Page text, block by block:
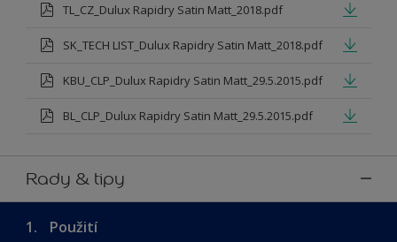
TL_CZ_Dulux Rapidry Satin Matt_2018.pdf
SK_TECH LIST_Dulux Rapidry Satin Matt_2018.pdf
KBU_CLP_Dulux Rapidry Satin Matt_29.5.2015.pdf
BL_CLP_Dulux Rapidry Satin Matt_29.5.2015.pdf
Rady & tipy
1. Použití